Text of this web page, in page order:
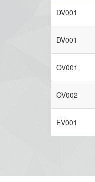
DV001
DV001
OV001
OV002
EV001